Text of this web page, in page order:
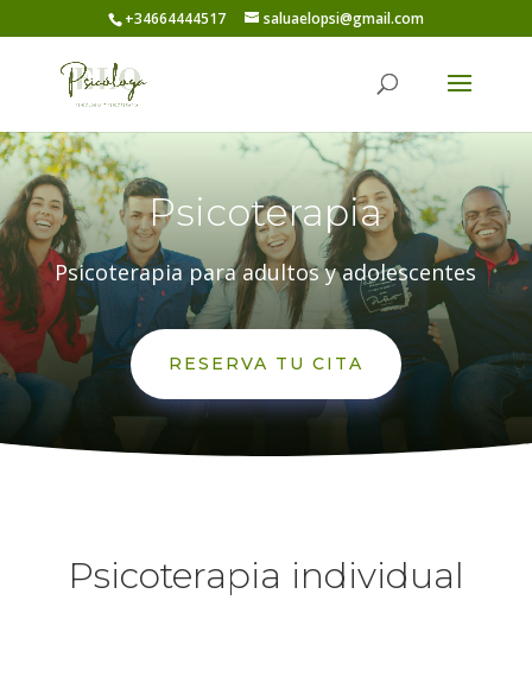
+34664444517 saluaelopsi@gmail.com
Psicoterapia
Psicoterapia para adultos y adolescentes
RESERVA TU CITA
Psicoterapia individual